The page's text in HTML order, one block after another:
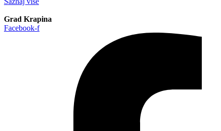
Grad Krapina
Facebook-f